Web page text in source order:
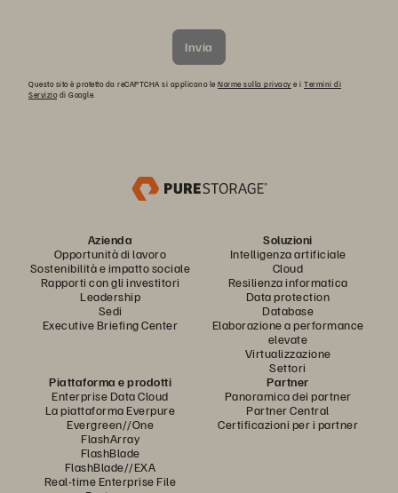
Invia
Questo sito è protetto da reCAPTCHA si applicano le Norme sulla privacy e i Termini di
Serviziodi Google.
Azienda
Opportunità di lavoro
Sostenibilità e impatto sociale
Rapporti con gli investitori
Leadership
Sedi
Executive Briefing Center
Soluzioni
Intelligenza artificiale
Cloud
Resilienza informatica
Data protection
Database
Elaborazione a performance
elevate
Virtualizzazione
Settori
Piattaforma e prodotti
Enterprise Data Cloud
La piattaforma Everpure
Evergreen//One
FlashArray
FlashBlade
FlashBlade//EXA
Real-time Enterprise File
Partner
Panoramica dei partner
Partner Central
Certificazioni per i partner